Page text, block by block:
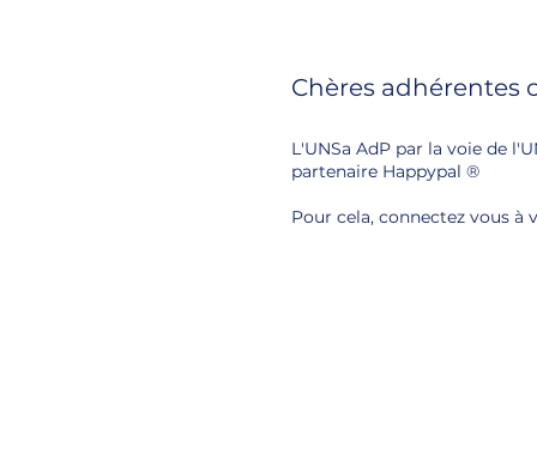
Chères adhérentes
L'UNSa AdP par la voie de
partenaire Happypal ®
Pour cela, connectez vous à